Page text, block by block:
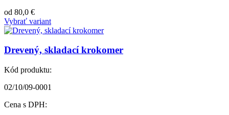
od 80,0 €
Vybrať variant
Drevený, skladací krokomer
Kód produktu:
02/10/09-0001
Cena s DPH: